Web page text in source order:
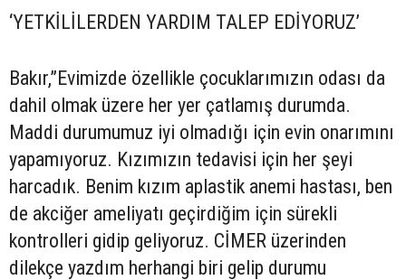
‘YETKİLİLERDEN YARDIM TALEP EDİYORUZ’
Bakır,”Evimizde özellikle çocuklarımızın odası da
dahil olmak üzere her yer çatlamış durumda.
Maddi durumumuz iyi olmadığı için evin onarımını
yapamıyoruz. Kızımızın tedavisi için her şeyi
harcadık. Benim kızım aplastik anemi hastası, ben
de akciğer ameliyatı geçirdiğim için sürekli
kontrolleri gidip geliyoruz. CİMER üzerinden
dilekçe yazdım herhangi biri gelip durumu